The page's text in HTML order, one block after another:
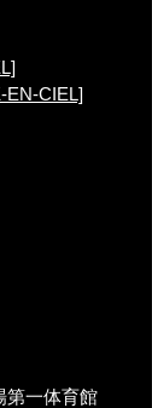
EN-CIEL]
一体育館